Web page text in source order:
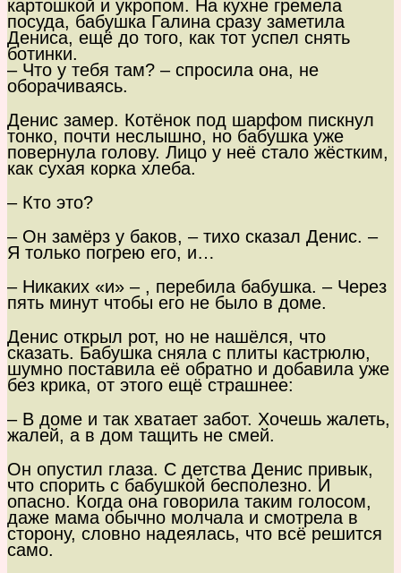
картошкой и укропом. На кухне гремела
посуда, бабушка Галина сразу заметила
Дениса, ещё до того, как тот успел снять
ботинки.
– Что у тебя там? – спросила она, не
оборачиваясь.
Денис замер. Котёнок под шарфом пискнул
тонко, почти неслышно, но бабушка уже
повернула голову. Лицо у неё стало жёстким,
как сухая корка хлеба.
– Кто это?
– Он замёрз у баков, – тихо сказал Денис. –
Я только погрею его, и…
– Никаких «и» – , перебила бабушка. – Через
пять минут чтобы его не было в доме.
Денис открыл рот, но не нашёлся, что
сказать. Бабушка сняла с плиты кастрюлю,
шумно поставила её обратно и добавила уже
без крика, от этого ещё страшнее:
– В доме и так хватает забот. Хочешь жалеть,
жалей, а в дом тащить не смей.
Он опустил глаза. С детства Денис привык,
что спорить с бабушкой бесполезно. И
опасно. Когда она говорила таким голосом,
даже мама обычно молчала и смотрела в
сторону, словно надеялась, что всё решится
само.